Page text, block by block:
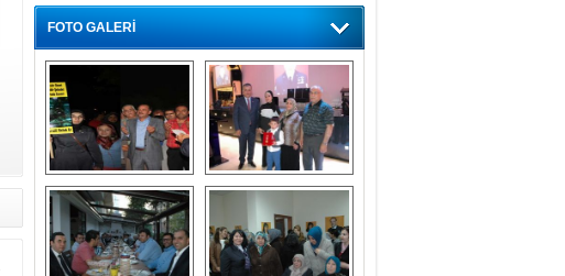
FOTO GALERİ
Gölbaşı GAZZE
İÇİN YÜRÜDÜ
Kaymakamlıktan
iftar yemeği